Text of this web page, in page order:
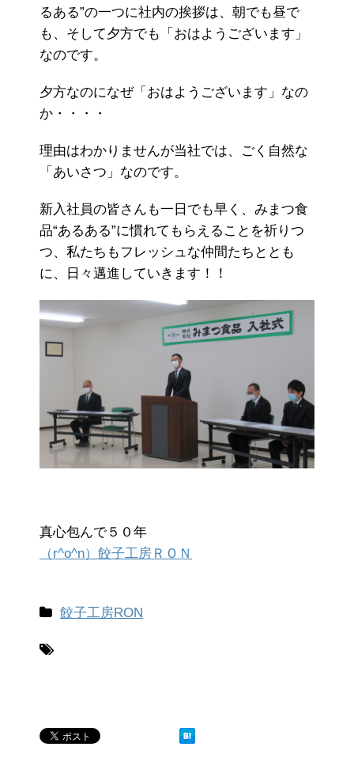
るある”の一つに社内の挨拶は、朝でも昼で
も、そして夕方でも「おはようございます」
なのです。
夕方なのになぜ「おはようございます」なの
か・・・・
理由はわかりませんが当社では、ごく自然な
「あいさつ」なのです。
新入社員の皆さんも一日でも早く、みまつ食
品“あるある”に慣れてもらえることを祈りつ
つ、私たちもフレッシュな仲間たちととも
に、日々邁進していきます！！
真心包んで５０年
（r^o^n）餃子工房ＲＯ Ｎ
餃子工房RON